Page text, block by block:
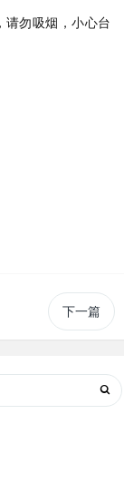
请勿吸烟，⼩⼼台
下一篇